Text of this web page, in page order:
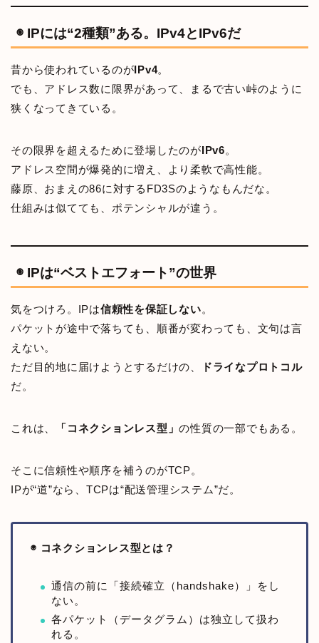
◉ IPには“2種類”ある。IPv4とIPv6だ
昔から使われているのがIPv4。
でも、アドレス数に限界があって、まるで古い峠のように
狭くなってきている。
その限界を超えるために登場したのがIPv6。
アドレス空間が爆発的に増え、より柔軟で高性能。
藤原、おまえの86に対するFD3Sのようなもんだな。
仕組みは似てても、ポテンシャルが違う。
◉ IPは“ベストエフォート”の世界
気をつけろ。IPは信頼性を保証しない。
パケットが途中で落ちても、順番が変わっても、文句は言
えない。
ただ目的地に届けようとするだけの、
ドライなプロトコル
だ。
これは、 「コネクションレス型」の性質の一部でもある。
そこに信頼性や順序を補うのがTCP。
IPが“道”なら、TCPは“配送管理システム”だ。
◉ コネクションレス型とは？
通信の前に「接続確立（handshake）」をし
ない。
各パケット（データグラム）は独立して扱わ
れる。